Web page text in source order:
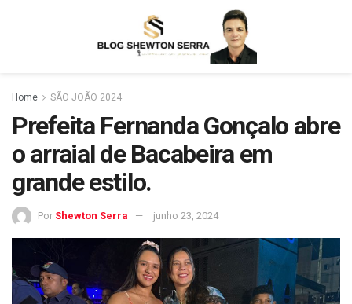
Home SÃO JOÃO 2024
Prefeita Fernanda Gonçalo abre
o arraial de Bacabeira em
grande estilo.
Por Shewton Serra junho 23, 2024